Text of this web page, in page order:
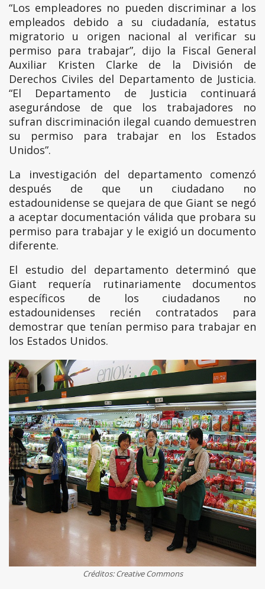
“Los empleadores no pueden discriminar a los
empleados debido a su ciudadanía, estatus
migratorio u origen nacional al verificar su
permiso para trabajar”, dijo la Fiscal General
Auxiliar Kristen Clarke de la División de
Derechos Civiles del Departamento de Justicia.
“El Departamento de Justicia continuará
asegurándose de que los trabajadores no
sufran discriminación ilegal cuando demuestren
su permiso para trabajar en los Estados
Unidos”.
La investigación del departamento comenzó
después de que un ciudadano no
estadounidense se quejara de que Giant se negó
a aceptar documentación válida que probara su
permiso para trabajar y le exigió un documento
diferente.
El estudio del departamento determinó que
Giant requería rutinariamente documentos
específicos de los ciudadanos no
estadounidenses recién contratados para
demostrar que tenían permiso para trabajar en
los Estados Unidos.
Créditos: Creative Commons